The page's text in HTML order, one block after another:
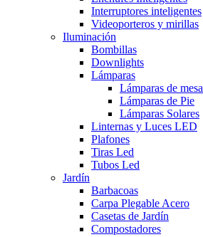
Interruptores inteligentes
Videoporteros y mirillas
Iluminación
Bombillas
Downlights
Lámparas
Lámparas de mesa
Lámparas de Pie
Lámparas Solares
Linternas y Luces LED
Plafones
Tiras Led
Tubos Led
Jardín
Barbacoas
Carpa Plegable Acero
Casetas de Jardín
Compostadores